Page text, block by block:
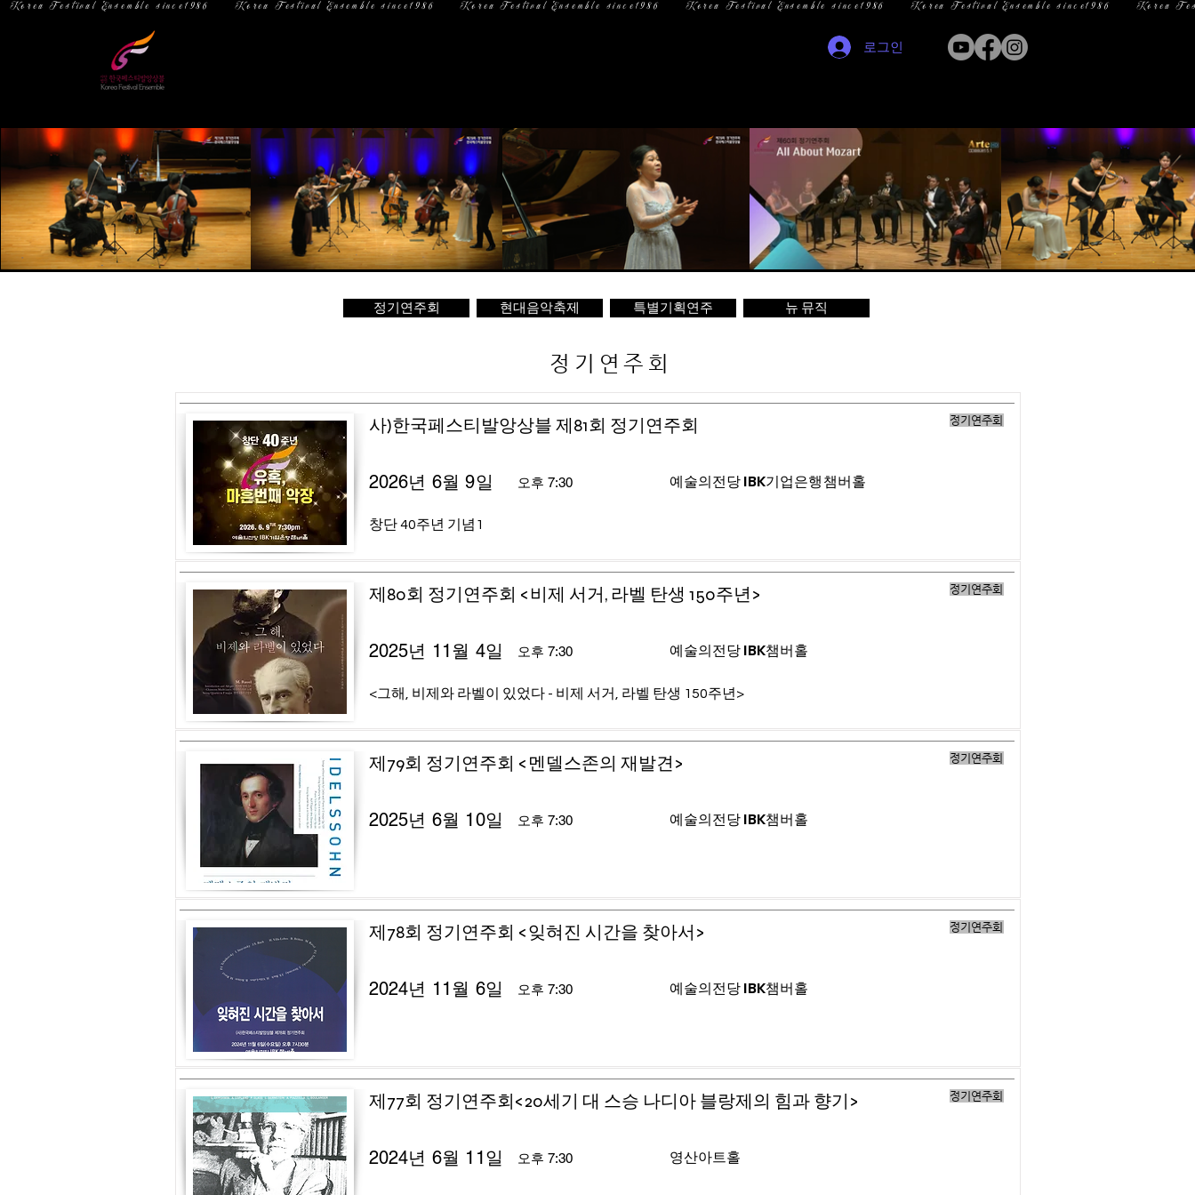
  Korea Festival Ensemble since1986
로그인
정기연주회 현대음악축제 특별기획연주 뉴 뮤직
정기연주회
정기연주회
사)한국페스티발앙상블 제81회 정기연주회
오후 7:30
2026년 6월 9일 예술의전당 IBK기업은행챔버홀
창단 40주년 기념1
정기연주회
제80회 정기연주회 <비제 서거, 라벨 탄생 150주년>
오후 7:30
2025년 11월 4일 예술의전당 IBK챔버홀
<그해, 비제와 라벨이 있었다 - 비제 서거, 라벨 탄생 150주년>
정기연주회
제79회 정기연주회 <멘델스존의 재발견>
오후 7:30
2025년 6월 10일 예술의전당 IBK챔버홀
정기연주회
제78회 정기연주회 <잊혀진 시간을 찾아서>
오후 7:30
2024년 11월 6일 예술의전당 IBK챔버홀
정기연주회
제77회 정기연주회<20세기 대 스승 나디아 블랑제의 힘과 향기>
오후 7:30
2024년 6월 11일 영산아트홀